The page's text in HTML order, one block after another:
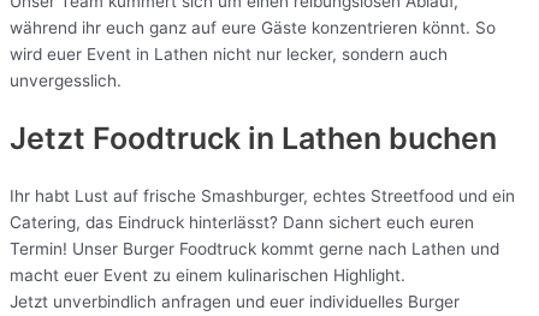
während ihr euch ganz auf eure Gäste konzentrieren könnt. So
wird euer Event in Lathen nicht nur lecker, sondern auch
unvergesslich.
Jetzt Foodtruck in Lathen buchen
Ihr habt Lust auf frische Smashburger, echtes Streetfood und ein
Catering, das Eindruck hinterlässt? Dann sichert euch euren
Termin! Unser Burger Foodtruck kommt gerne nach Lathen und
macht euer Event zu einem kulinarischen Highlight.
Jetzt unverbindlich anfragen und euer individuelles Burger